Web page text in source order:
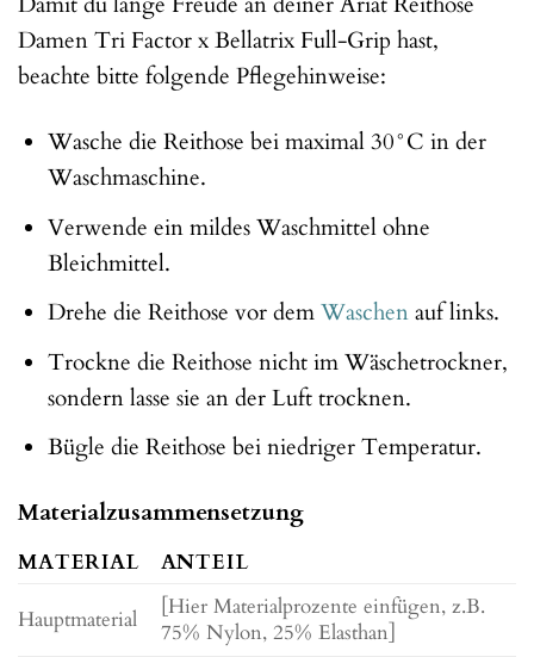
Damen Tri Factor x Bellatrix Full-Grip hast,
beachte bitte folgende Pflegehinweise:
Wasche die Reithose bei maximal 30°C in der
Waschmaschine.
Verwende ein mildes Waschmittel ohne
Bleichmittel.
Drehe die Reithose vor demWaschenauf links.
Trockne die Reithose nicht im Wäschetrockner,
sondern lasse sie an der Luft trocknen.
Bügle die Reithose bei niedriger Temperatur.
Materialzusammensetzung
MATERIAL ANTEIL
Hauptmaterial
[Hier Materialprozente einfügen, z.B.
75% Nylon, 25% Elasthan]